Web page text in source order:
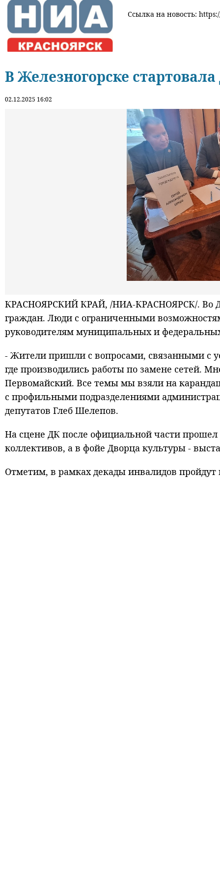
Ссылка на новость:
В Железногорске
02.12.2025 16:02
КРАСНОЯРСКИЙ КРАЙ, /НИА-КРАСНОЯРСК/. Во
граждан. Люди с ограниченными
руководителям муниципальных и
- Жители пришли с вопросами, связанными с
где производились работы по замене сетей.
Первомайский. Все темы мы взяли на
с профильными подразделениями
депутатов Глеб Шелепов.
На сцене ДК после официальной части
коллективов, а в фойе Дворца культуры -
Отметим, в рамках декады инвалидов